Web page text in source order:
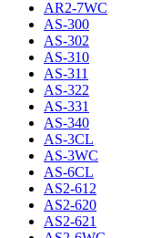
AR2-7WC
AS-300
AS-302
AS-310
AS-311
AS-322
AS-331
AS-340
AS-3CL
AS-3WC
AS-6CL
AS2-612
AS2-620
AS2-621